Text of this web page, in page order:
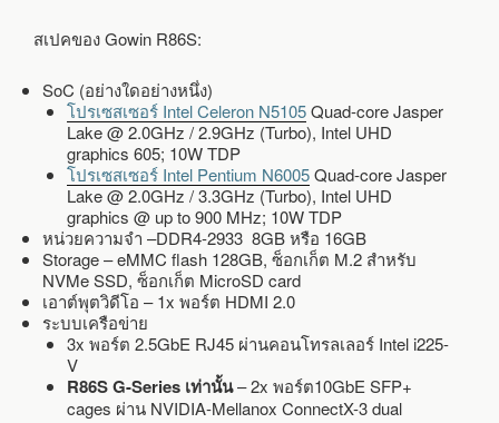
สเปคของ Gowin R86S:
SoC (อย่างใดอย่างหนึ่ง)
โปรเซสเซอร์ Intel Celeron N5105Quad-core Jasper
Lake @ 2.0GHz / 2.9GHz (Turbo), Intel UHD
graphics 605; 10W TDP
โปรเซสเซอร์ Intel Pentium N6005Quad-core Jasper
Lake @ 2.0GHz / 3.3GHz (Turbo), Intel UHD
graphics @ up to 900 MHz; 10W TDP
หน่วยความจำ –DDR4-2933 8GB หรือ 16GB
Storage – eMMC flash 128GB, ซ็อกเก็ต M.2 สำหรับ
NVMe SSD, ซ็อกเก็ต MicroSD card
เอาต์พุตวิดีโอ – 1x พอร์ต HDMI 2.0
ระบบเครือข่าย
3x พอร์ต 2.5GbE RJ45 ผ่านคอนโทรลเลอร์ Intel i225-
V
R86S G-Series เท่านั้น– 2x พอร์ต10GbE SFP+
cages ผ่าน NVIDIA-Mellanox ConnectX-3 dual